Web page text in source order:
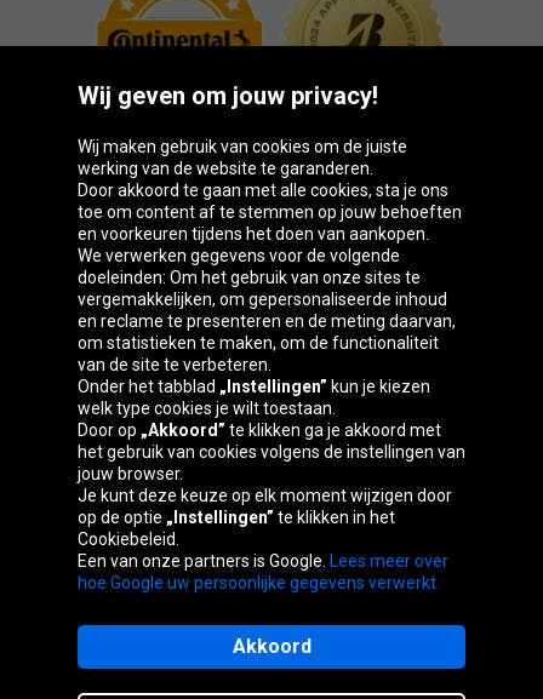
Oponeo-groep
Česká
republika
Deutschland Éire España
France Italia Magyarország Nederland
Österreich
republika
Kingdom
Sitemaps
Wij geven om jouw privacy!
Wij maken gebruik van cookies om de juiste
werking van de website te garanderen.
Door akkoord te gaan met alle cookies, sta je ons
toe om content af te stemmen op jouw behoeften
en voorkeuren tijdens het doen van aankopen.
We verwerken gegevens voor de volgende
doeleinden: Om het gebruik van onze sites te
vergemakkelijken, om gepersonaliseerde inhoud
en reclame te presenteren en de meting daarvan,
om statistieken te maken, om de functionaliteit
van de site te verbeteren.
Onder het tabblad „Instellingen” kun je kiezen
welk type cookies je wilt toestaan.
Door op „Akkoord” te klikken ga je akkoord met
het gebruik van cookies volgens de instellingen van
jouw browser.
Je kunt deze keuze op elk moment wijzigen door
op de optie „Instellingen” te klikken in het
Cookiebeleid.
Een van onze partners is Google. Lees meer over
hoe Google uw persoonlijke gegevens verwerkt.
Akkoord